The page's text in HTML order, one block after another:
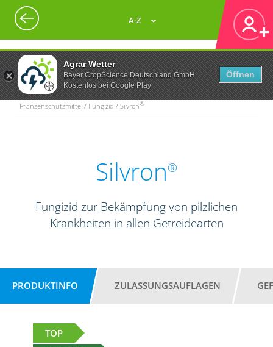
Agrar Wetter
Bayer CropScience Deutschland GmbH
Kostenlos bei Google Play
Öffnen
A-Z
Pflanzenschutzmittel / Fungizid / Silvron®
Silvron®
Fungizid zur Bekämpfung von pilzlichen
Krankheiten in allen Getreidearten
PRODUKTINFO ZULASSUNGSAUFLAGEN
TOP